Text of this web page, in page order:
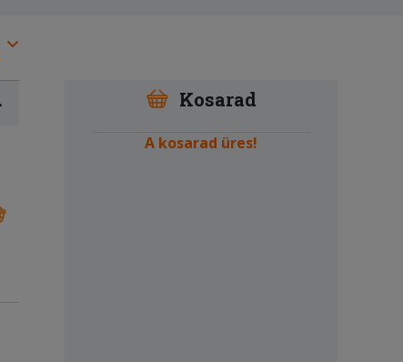
Kosarad
A kosarad üres!